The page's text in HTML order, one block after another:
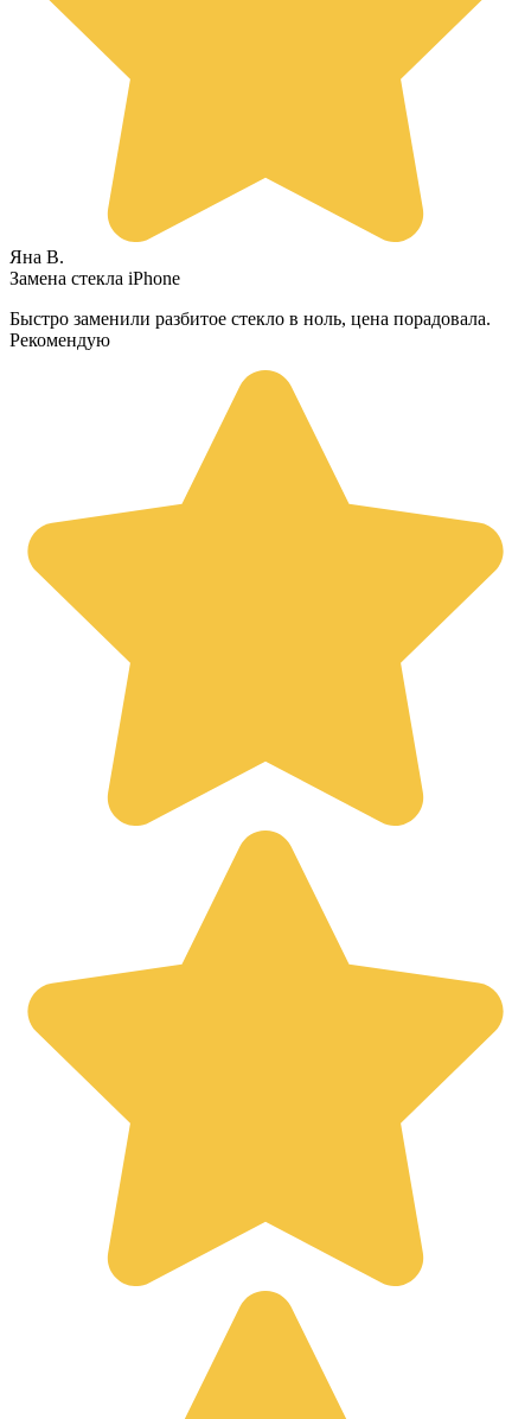
Яна В.
Замена стекла iPhone
Быстро заменили разбитое стекло в ноль, цена порадовала.
Рекомендую